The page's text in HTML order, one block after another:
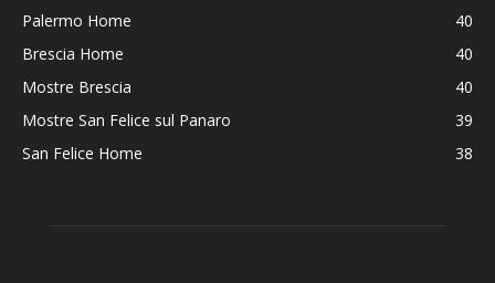
Palermo Home
40
Brescia Home
40
Mostre Brescia
40
Mostre San Felice sul Panaro
39
San Felice Home
38